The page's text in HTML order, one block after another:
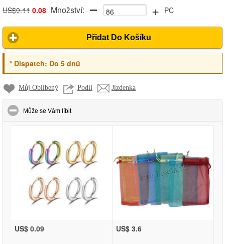
US$0.11 0.08 Množství: + PC
Přidat Do Košíku
*Dispatch: Do 5 dnů
Můj Oblíbený Podíl Jízdenka
Může se Vám líbitclick to collapse contents
US$ 0.09 US$ 3.6